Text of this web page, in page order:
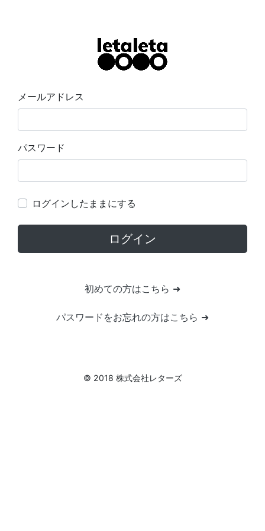
メールアドレス
パスワード
ログインしたままにする
ログイン
初めての方はこちら ➜
パスワードをお忘れの方はこちら ➜
© 2018 株式会社レターズ